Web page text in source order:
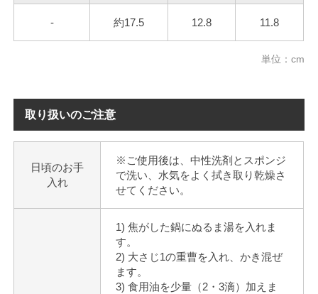
- 約17.5 12.8 11.8
単位：cm
取り扱いのご注意
日頃のお手
入れ
※ご使用後は、中性洗剤とスポンジ
で洗い、水気をよく拭き取り乾燥さ
せてください。
1) 焦がした鍋にぬるま湯を入れま
す。
2) 大さじ1の重曹を入れ、かき混ぜ
ます。
3) 食用油を少量（2・3滴）加えま